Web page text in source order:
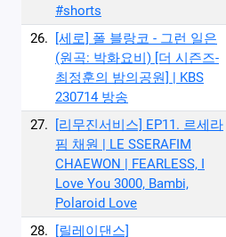
#shorts
26.
[세로] 폴 블랑코 - 그런 일은
(원곡: 박화요비) [더 시즌즈-
최정훈의 밤의공원] | KBS
230714 방송
27.
[리무진서비스] EP11. 르세라
핌 채원 | LE SSERAFIM
CHAEWON | FEARLESS, I
Love You 3000, Bambi,
Polaroid Love
28. [릴레이댄스]